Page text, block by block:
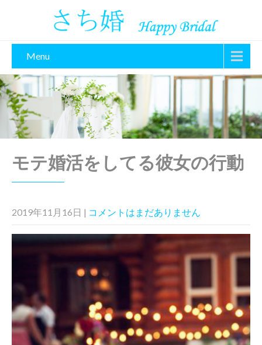
Menu
モテ婚活をしてる彼女の行動
2019年11月16日 | コメントはまだありません